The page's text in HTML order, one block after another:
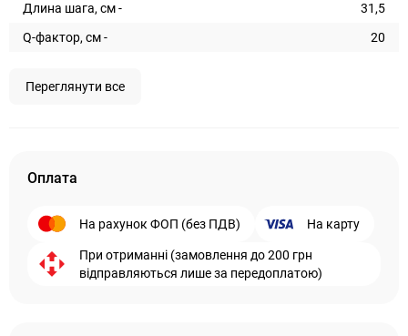
Длина шага, см -
31,5
Q-фактор, см -
20
Переглянути все
Оплата
На рахунок ФОП (без ПДВ) На карту
При отриманні (замовлення до 200 грн
відправляються лише за передоплатою)